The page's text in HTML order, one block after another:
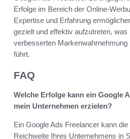
Erfolge im Bereich der Online-
Expertise und Erfahrung
gezielt und effektiv aufzutreten,
verbesserten
führt.
FAQ
Welche Erfolge kann ein Google
mein Unternehmen erzielen?
Ein Google Ads Freelancer kann
Reichweite Ihres Unternehmens in